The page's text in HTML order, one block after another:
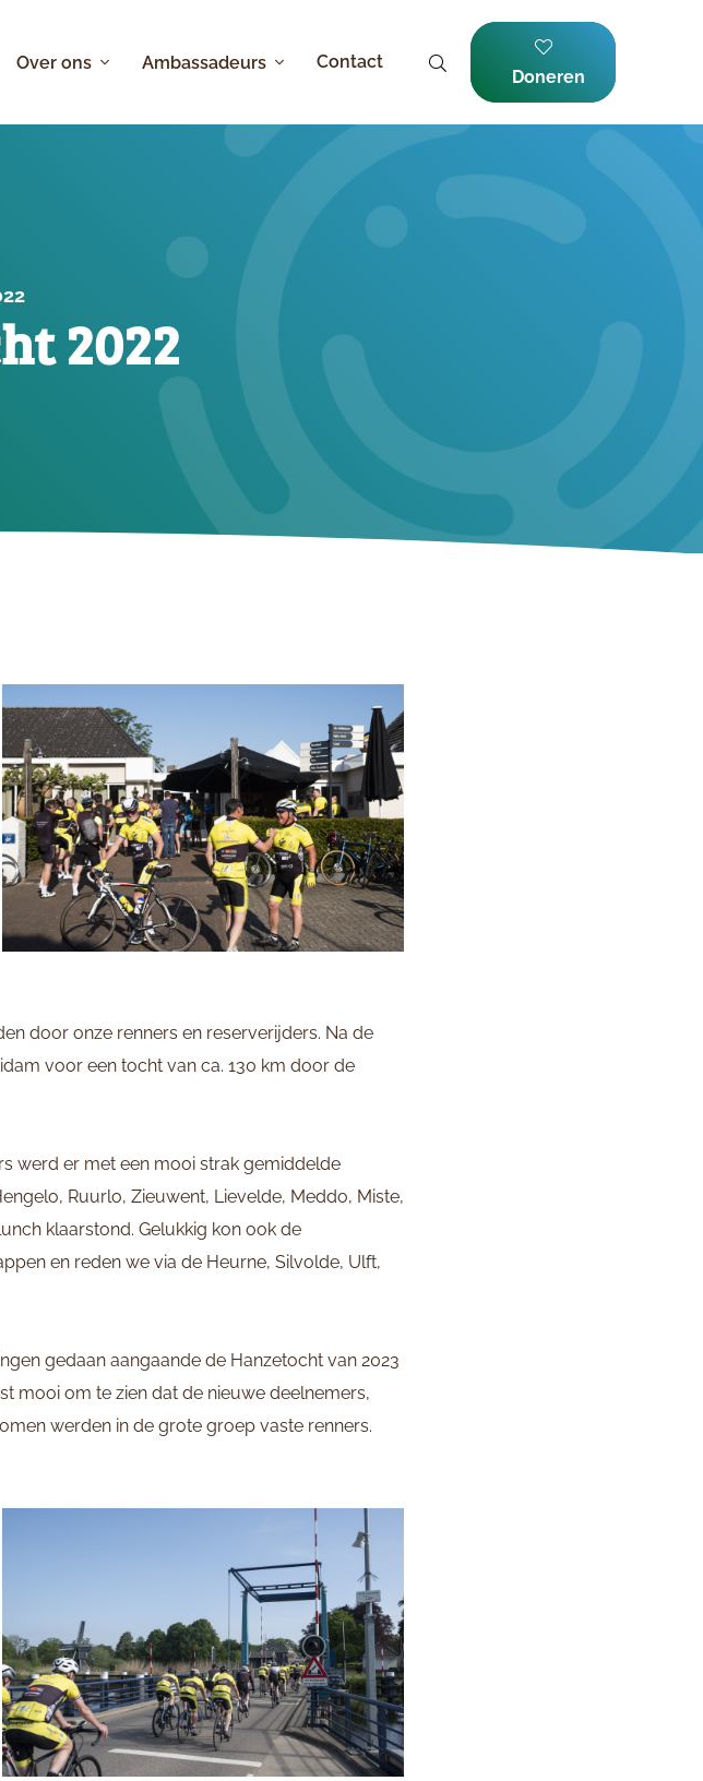
Over ons Ambassadeurs Contact
Doneren
2022
door onze renners en reserverijders. Na de
voor een tocht van ca. 130 km door de
werd er met een mooi strak gemiddelde
Ruurlo, Zieuwent, Lievelde, Meddo, Miste,
klaarstond. Gelukkig kon ook de
en reden we via de Heurne, Silvolde, Ulft,
gedaan aangaande de Hanzetocht van 2023
mooi om te zien dat de nieuwe deelnemers,
werden in de grote groep vaste renners.